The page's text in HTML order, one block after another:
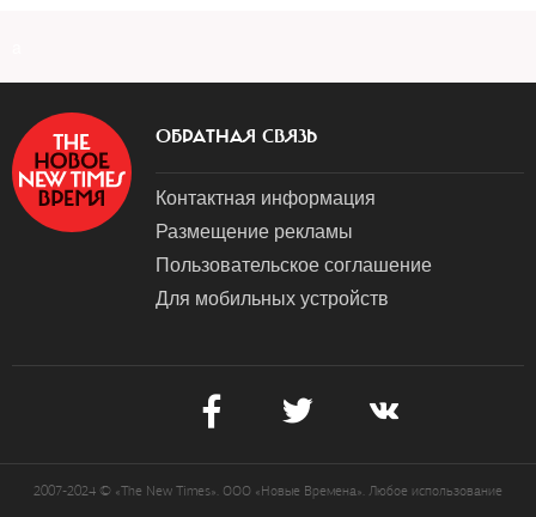
ОБРАТНАЯ СВЯЗЬ
Контактная информация
Размещение рекламы
Пользовательское соглашение
Для мобильных устройств
2007-2024 © «The New Times». ООО «Новые Времена». Любое использование